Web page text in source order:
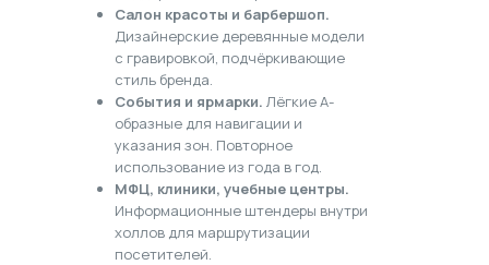
Салон красоты и барбершоп.
Дизайнерские деревянные модели
с гравировкой, подчёркивающие
стиль бренда.
События и ярмарки. Лёгкие А-
образные для навигации и
указания зон. Повторное
использование из года в год.
МФЦ, клиники, учебные центры.
Информационные штендеры внутри
холлов для маршрутизации
посетителей.